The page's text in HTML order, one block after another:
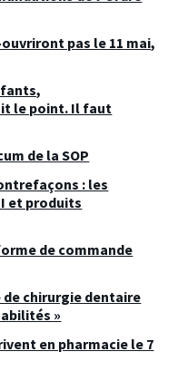
pas le 11 mai,
le point. Il faut
de la SOP
: les
et produits
de commande
de chirurgie dentaire
»
en pharmacie le 7